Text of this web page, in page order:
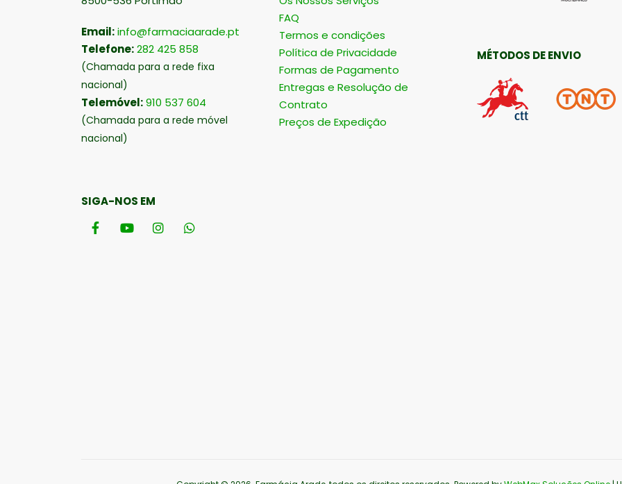
Email:info@farmaciaarade.pt
Telefone:282 425 858
(Chamada para a rede fixa
nacional)
Telemóvel:910 537 604
(Chamada para a rede móvel
nacional)
SIGA-NOS EM
FAQ
Termos e condições
Política de Privacidade
Formas de Pagamento
Entregas e Resolução de
Contrato
Preços de Expedição
MÉTODOS DE ENVIO